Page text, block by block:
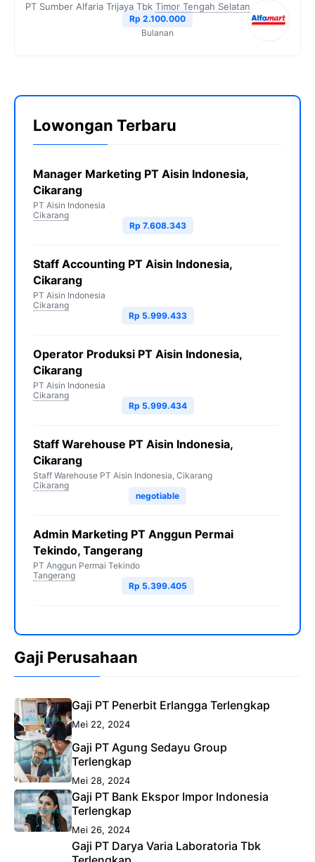
PT Sumber Alfaria Trijaya Tbk Timor Tengah Selatan
Rp 2.100.000
Bulanan
Lowongan Terbaru
Manager Marketing PT Aisin Indonesia,
Cikarang
PT Aisin Indonesia
Cikarang
Rp 7.608.343
Staff Accounting PT Aisin Indonesia,
Cikarang
PT Aisin Indonesia
Cikarang
Rp 5.999.433
Operator Produksi PT Aisin Indonesia,
Cikarang
PT Aisin Indonesia
Cikarang
Rp 5.999.434
Staff Warehouse PT Aisin Indonesia,
Cikarang
Staff Warehouse PT Aisin Indonesia, Cikarang
Cikarang
negotiable
Admin Marketing PT Anggun Permai
Tekindo, Tangerang
PT Anggun Permai Tekindo
Tangerang
Rp 5.399.405
Gaji Perusahaan
Gaji PT Penerbit Erlangga Terlengkap
Mei 22, 2024
Gaji PT Agung Sedayu Group
Terlengkap
Mei 28, 2024
Gaji PT Bank Ekspor Impor Indonesia
Terlengkap
Mei 26, 2024
Gaji PT Darya Varia Laboratoria Tbk